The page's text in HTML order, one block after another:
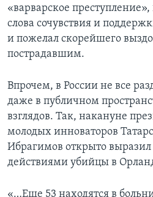
«варварское
слова сочувствия и
и пожелал скорейшего
пострадавшим.
Впрочем, в России не все
даже в публичном
взглядов. Так, накануне
молодых инноваторов
Ибрагимов открыто выразил
действиями убийцы в
«…Еще 53 находятся в